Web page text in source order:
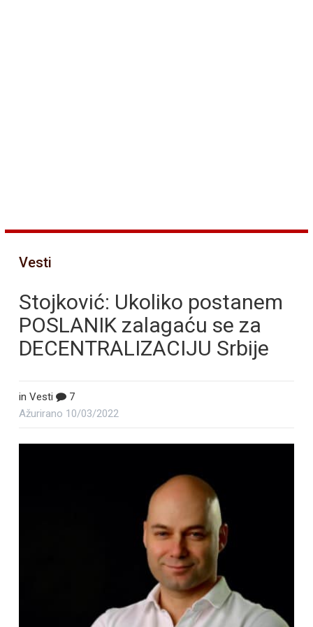
Vesti
Stojković: Ukoliko postanem
POSLANIK zalagaću se za
DECENTRALIZACIJU Srbije
in Vesti
7
Ažurirano 10/03/2022